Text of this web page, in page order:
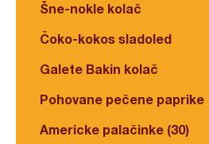
Šne-nokle kolač
Čoko-kokos sladoled
Galete Bakin kolač
Pohovane pečene paprike
Americke palačinke (30)